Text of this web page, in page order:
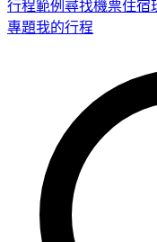
行程範例 尋找機票住宿
專題我的行程